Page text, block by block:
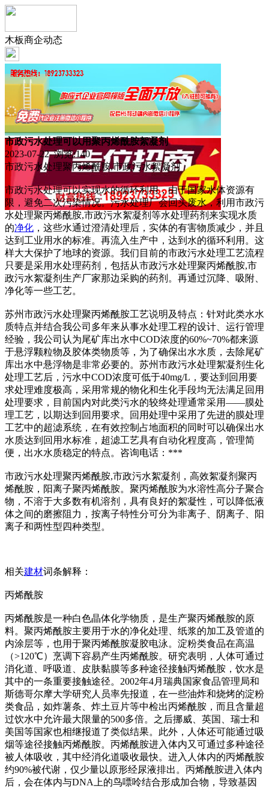
木板商企动态
市政污水处理可以用聚丙烯酰胺絮凝剂
2023-07-22 浏览:140
市政污水处理聚丙烯酰胺,市政污水絮凝剂
市政污水处理可以实现水的循环利用，由于国家水体资源有
限，避免二次污染情况。污水处理厂会回头废水，利用市政污
水处理聚丙烯酰胺,市政污水絮凝剂等水处理药剂来实现水质
的净化 ，这些水通过澄清处理后，实体的有害物质减少，并且
达到工业用水的标准。再流入生产中，达到水的循环利用。这
样大大保护了地球的资源。我们目前的市政污水处理工艺流程
只要是采用水处理药剂，包括从市政污水处理聚丙烯酰胺,市
政污水絮凝剂生产厂家那边采购的药剂。再通过沉降、吸附、
净化等一些工艺。
苏州市政污水处理聚丙烯酰胺工艺说明及特点：针对此类水水
质特点并结合我公司多年来从事水处理工程的设计、运行管理
经验，我公司认为尾矿库出水中COD浓度的60%~70%都来源
于悬浮颗粒物及胶体类物质等，为了确保出水水质，去除尾矿
库出水中悬浮物是非常必要的。苏州市政污水处理絮凝剂生化
处理工艺后，污水中COD浓度可低于40mg/L，要达到回用要
求处理难度极高，采用常规的物化和生化手段均无法满足回用
处理要求，目前国内对此类污水的较终处理通常采用——膜处
理工艺，以期达到回用要求。回用处理中采用了先进的膜处理
工艺中的超滤系统，在有效控制占地面积的同时可以确保出水
水质达到回用水标准，超滤工艺具有自动化程度高，管理简
便，出水水质稳定的特点。咨询电话：***
市政污水处理聚丙烯酰胺,市政污水絮凝剂，高效絮凝剂聚丙
烯酰胺，阳离子聚丙烯酰胺。聚丙烯酰胺为水溶性高分子聚合
物，不溶于大多数有机溶剂，具有良好的絮凝性，可以降低液
体之间的磨擦阻力，按离子特性分可分为非离子、阴离子、阳
离子和两性型四种类型。
相关建材词条解释：
丙烯酰胺
丙烯酰胺是一种白色晶体化学物质，是生产聚丙烯酰胺的原
料。聚丙烯酰胺主要用于水的净化处理、纸浆的加工及管道的
内涂层等，也用于聚丙烯酰胺凝胶电泳。淀粉类食品在高温
（>120℃）烹调下容易产生丙烯酰胺。研究表明，人体可通过
消化道、呼吸道、皮肤黏膜等多种途径接触丙烯酰胺，饮水是
其中的一条重要接触途径。2002年4月瑞典国家食品管理局和
斯德哥尔摩大学研究人员率先报道，在一些油炸和烧烤的淀粉
类食品，如炸薯条、炸土豆片等中检出丙烯酰胺，而且含量超
过饮水中允许最大限量的500多倍。之后挪威、英国、瑞士和
美国等国家也相继报道了类似结果。此外，人体还可能通过吸
烟等途径接触丙烯酰胺。丙烯酰胺进入体内又可通过多种途径
被人体吸收，其中经消化道吸收最快。进入人体内的丙烯酰胺
约90%被代谢，仅少量以原形经尿液排出。丙烯酰胺进入体内
后，会在体内与DNA上的鸟嘌呤结合形成加合物，导致基因